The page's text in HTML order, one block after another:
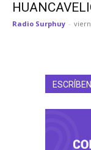
Radio Surphuy -